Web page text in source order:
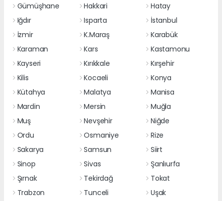
Gümüşhane
Hakkari
Hatay
Iğdır
Isparta
İstanbul
İzmir
K.Maraş
Karabük
Karaman
Kars
Kastamonu
Kayseri
Kırıkkale
Kırşehir
Kilis
Kocaeli
Konya
Kütahya
Malatya
Manisa
Mardin
Mersin
Muğla
Muş
Nevşehir
Niğde
Ordu
Osmaniye
Rize
Sakarya
Samsun
Siirt
Sinop
Sivas
Şanlıurfa
Şırnak
Tekirdağ
Tokat
Trabzon
Tunceli
Uşak